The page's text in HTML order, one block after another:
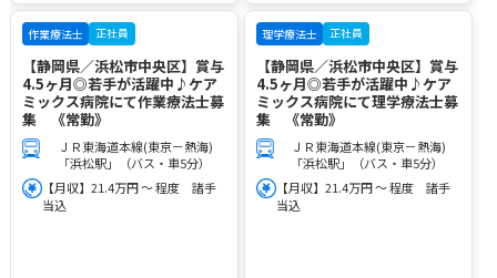
作業療法士 正社員
【静岡県／浜松市中央区】賞与
4.5ヶ月◎若手が活躍中♪ケア
ミックス病院にて作業療法士募
集 《常勤》
ＪＲ東海道本線(東京－熱海)
「浜松駅」（バス・車5分）
【月収】21.4万円 ～ 程度 諸手
当込
理学療法士 正社員
【静岡県／浜松市中央区】賞与
4.5ヶ月◎若手が活躍中♪ケア
ミックス病院にて理学療法士募
集 《常勤》
ＪＲ東海道本線(東京－熱海)
「浜松駅」（バス・車5分）
【月収】21.4万円 ～ 程度 諸手
当込